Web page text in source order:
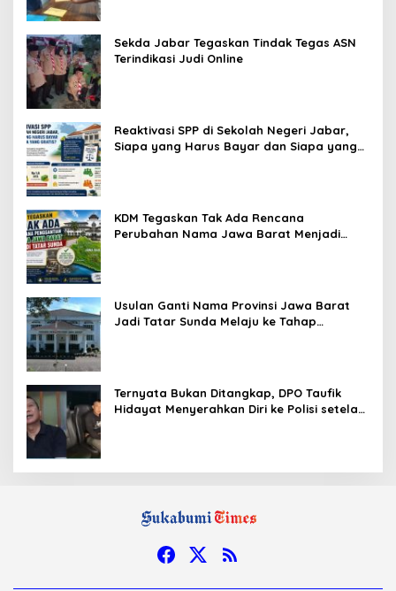
Sekda Jabar Tegaskan Tindak Tegas ASN
Terindikasi Judi Online
Reaktivasi SPP di Sekolah Negeri Jabar,
Siapa yang Harus Bayar dan Siapa yang
KDM Tegaskan Tak Ada Rencana
Perubahan Nama Jawa Barat Menjadi
Usulan Ganti Nama Provinsi Jawa Barat
Jadi Tatar Sunda Melaju ke Tahap
Ternyata Bukan Ditangkap, DPO Taufik
Hidayat Menyerahkan Diri ke Polisi setelah